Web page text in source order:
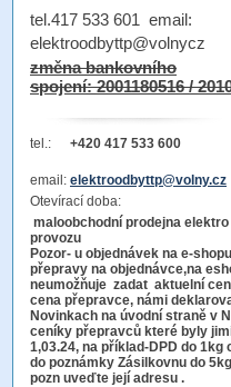
tel.417 533 601 email:
elektroodbyttp@volnycz
změna bankovního
spojení: 2001180516 /
tel.: +420 417 533 600
email: elektroodbyttp@volny.cz
Otevírací doba:
maloobchodní prodejna
Pozor- u objednávek na e-
přepravy na objednávce,na
neumožňuje zadat aktuelní
cena přepravce, námi
Novinkach na úvodní straně v
ceníky přepravců které byly
1,03.24, na příklad-DPD do 1kg
do poznámky Zásilkovnu do 5kg
pozn uveďte její adresu .